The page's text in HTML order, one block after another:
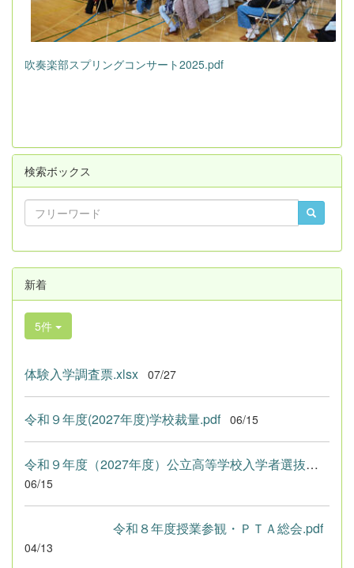
吹奏楽部スプリングコンサート2025.pdf
検索ボックス
新着
5件
体験入学調査票.xlsx 07/27
令和９年度(2027年度)学校裁量.pdf 06/15
令和９年度（2027年度）公立高等学校入学者選抜における学校裁量...
06/15
令和８年度授業参観・ＰＴＡ総会.pdf
04/13